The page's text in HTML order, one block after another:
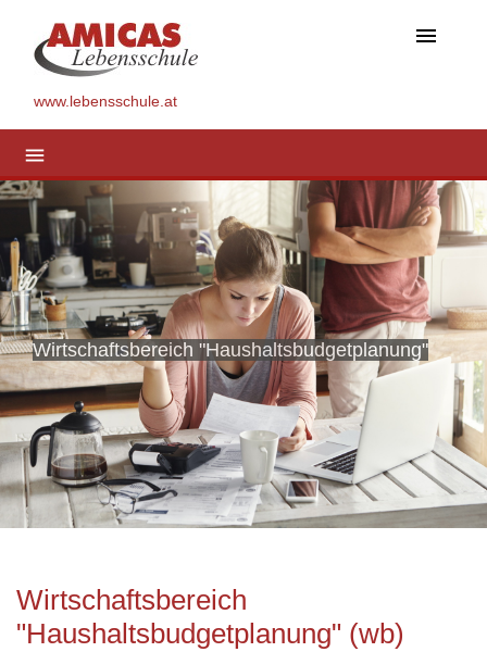
menu
www.lebensschule.at
menu
Wirtschaftsbereich "Haushaltsbudgetplanung"
Wirtschaftsbereich
"Haushaltsbudgetplanung" (wb)